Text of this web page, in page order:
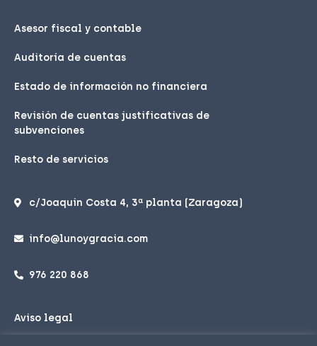
Asesor fiscal y contable
Auditoría de cuentas
Estado de información no financiera
Revisión de cuentas justificativas de
subvenciones
Resto de servicios
c/Joaquin Costa 4, 3ª planta (Zaragoza)
info@lunoygracia.com
976 220 868
Aviso legal